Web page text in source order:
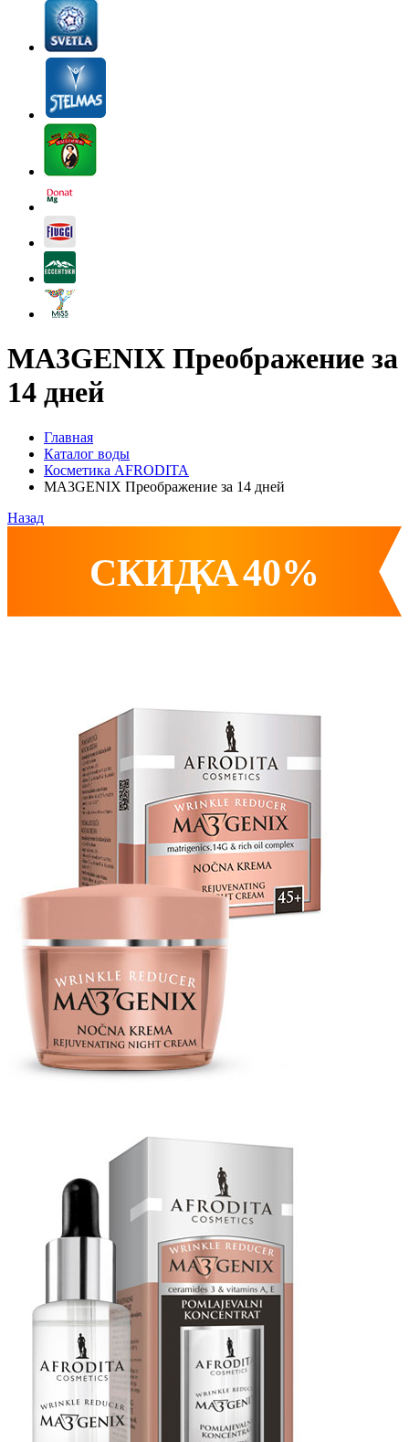
MA3GENIX Преображение за
14 дней
Главная
Каталог воды
Косметика AFRODITA
MA3GENIX Преображение за 14 дней
Назад